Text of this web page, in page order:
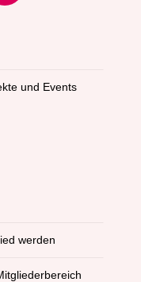
und Events
werden